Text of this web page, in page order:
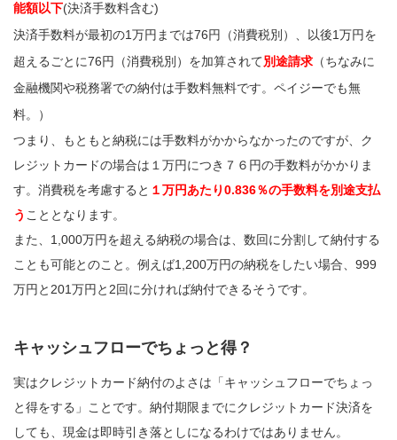
能額以下(決済手数料含む)
決済手数料が最初の1万円までは76円（消費税別）、以後1万円を
超えるごとに76円（消費税別）を加算されて別途請求 （ちなみに
金融機関や税務署での納付は手数料無料です。ペイジーでも無
料。）
つまり、もともと納税には手数料がかからなかったのですが、ク
レジットカードの場合は１万円につき７６円の手数料がかかりま
す。消費税を考慮すると １万円あたり0.836％の手数料を別途支払
う こととなります。
また、1,000万円を超える納税の場合は、数回に分割して納付する
ことも可能とのこと。例えば1,200万円の納税をしたい場合、999
万円と201万円と2回に分ければ納付できるそうです。
キャッシュフローでちょっと得？
実はクレジットカード納付のよさは「キャッシュフローでちょっ
と得をする」ことです。納付期限までにクレジットカード決済を
しても、現金は即時引き落としになるわけではありません。